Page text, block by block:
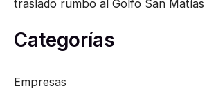
traslado rumbo al Golfo San Matías
Categorías
Empresas